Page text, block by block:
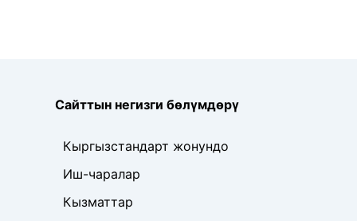
Сайттын негизги бөлүмдөрү
Кыргызстандарт жонундо
Иш-чаралар
Кызматтар